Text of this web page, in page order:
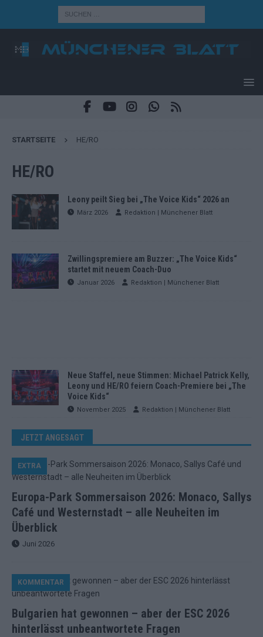
STARTSEITE HE/RO
HE/RO
Leony peilt Sieg bei „The Voice Kids“ 2026 an
März 2026 Redaktion | Münchener Blatt
Zwillingspremiere am Buzzer: „The Voice Kids“
startet mit neuem Coach-Duo
Januar 2026 Redaktion | Münchener Blatt
Neue Staffel, neue Stimmen: Michael Patrick Kelly,
Leony und HE/RO feiern Coach-Premiere bei „The
Voice Kids“
November 2025 Redaktion | Münchener Blatt
JETZT ANGESAGT
Europa-Park Sommersaison 2026: Monaco, Sallys
Café und Westernstadt – alle Neuheiten im
Überblick
EXTRA
Juni 2026
Bulgarien hat gewonnen – aber der ESC 2026
hinterlässt unbeantwortete Fragen
KOMMENTAR